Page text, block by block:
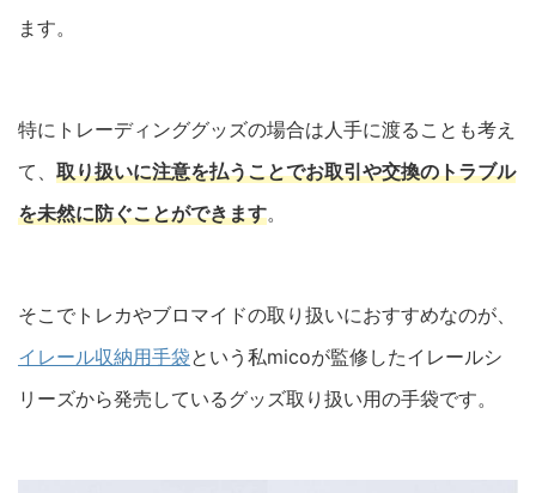
ます。
特にトレーディンググッズの場合は人手に渡ることも考え
て、 取り扱いに注意を払うことでお取引や交換のトラブル
を未然に防ぐことができます。
そこでトレカやブロマイドの取り扱いにおすすめなのが、
イレール収納用手袋という私micoが監修したイレールシ
リーズから発売しているグッズ取り扱い用の手袋です。